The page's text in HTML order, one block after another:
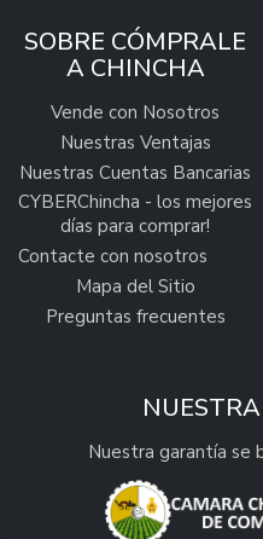
SOBRE CÓMPRALE
A CHINCHA
Vende con Nosotros
Nuestras Ventajas
Nuestras Cuentas Bancarias
CYBERChincha - los mejores
días para comprar!
Contacte con nosotros
Mapa del Sitio
Preguntas frecuentes
Nuestra garantía se